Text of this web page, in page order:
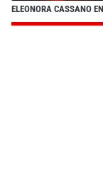
ELEONORA CASSANO